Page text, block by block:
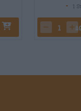
-
1
decrease